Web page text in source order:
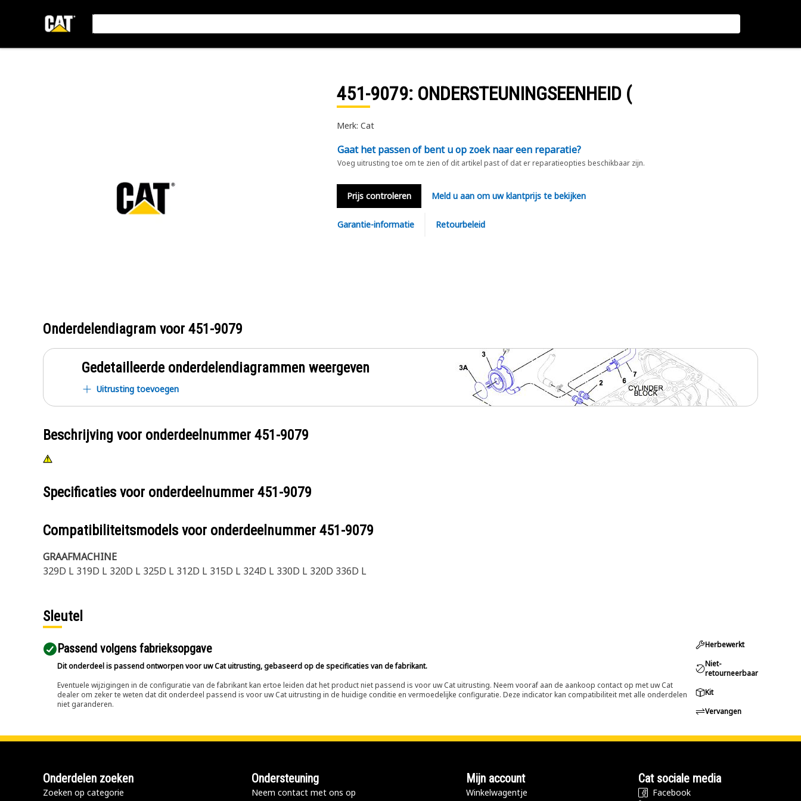
451-9079: ONDERSTEUNINGSEENHEID (
Merk: Cat
Gaat het passen of bent u op zoek naar een reparatie?
Voeg uitrusting toe om te zien of dit artikel past of dat er reparatieopties beschikbaar zijn.
Prijs controleren Meld u aan om uw klantprijs te bekijken
Garantie-informatie Retourbeleid
Onderdelendiagram voor 451-9079
Gedetailleerde onderdelendiagrammen weergeven
Uitrusting toevoegen
Beschrijving voor onderdeelnummer 451-9079
Specificaties voor onderdeelnummer 451-9079
Compatibiliteitsmodels voor onderdeelnummer 451-9079
GRAAFMACHINE
329D L 319D L 320D L 325D L 312D L 315D L 324D L 330D L 320D 336D L
Sleutel
Passend volgens fabrieksopgave
Dit onderdeel is passend ontworpen voor uw Cat uitrusting, gebaseerd op de specificaties van de fabrikant.
Eventuele wijzigingen in de configuratie van de fabrikant kan ertoe leiden dat het product niet passend is voor uw Cat uitrusting. Neem vooraf aan de aankoop contact op met uw Cat
dealer om zeker te weten dat dit onderdeel passend is voor uw Cat uitrusting in de huidige conditie en vermoedelijke configuratie. Deze indicator kan compatibiliteit met alle onderdelen
niet garanderen.
Herbewerkt
Niet-
retourneerbaar
Kit
Vervangen
Onderdelen zoeken
Zoeken op categorie
Ondersteuning
Neem contact met ons op
Mijn account
Winkelwagentje
Cat sociale media
Facebook